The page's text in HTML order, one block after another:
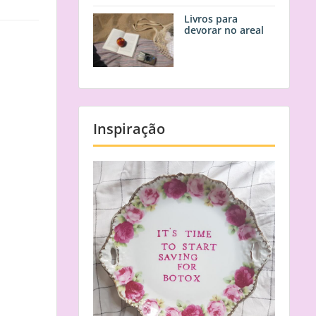
Livros para
devorar no areal
Inspiração